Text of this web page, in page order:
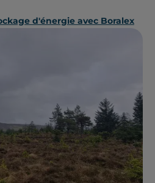
d'énergie avec Boralex